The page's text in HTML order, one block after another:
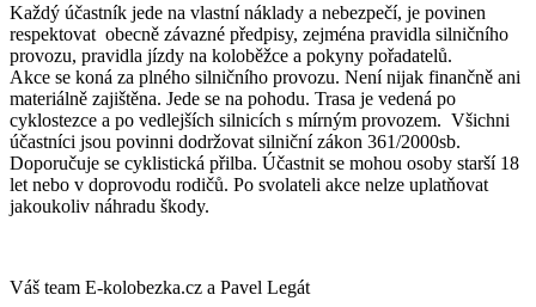
Každý účastník jede na vlastní náklady a nebezpečí, je povinen
respektovat obecně závazné předpisy, zejména pravidla silničního
provozu, pravidla jízdy na koloběžce a pokyny pořadatelů.
Akce se koná za plného silničního provozu. Není nijak finančně ani
materiálně zajištěna. Jede se na pohodu. Trasa je vedená po
cyklostezce a po vedlejších silnicích s mírným provozem. Všichni
účastníci jsou povinni dodržovat silniční zákon 361/2000sb.
Doporučuje se cyklistická přilba. Účastnit se mohou osoby starší 18
let nebo v doprovodu rodičů. Po svolateli akce nelze uplatňovat
jakoukoliv náhradu škody.
Váš team E-kolobezka.cz a Pavel Legát